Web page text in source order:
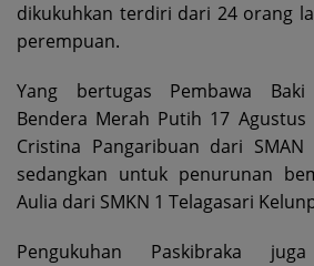
dikukuhkan terdiri dari 24 orang
perempuan.
Yang bertugas Pembawa
Bendera Merah Putih 17
Cristina Pangaribuan dari
sedangkan untuk penurunan
Aulia dari SMKN 1 Telagasari
Pengukuhan Paskibraka